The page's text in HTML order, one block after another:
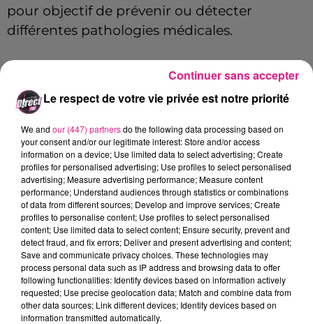
pour objectif de prévenir ou détecter
différentes pathologies médicales.
Stéphanie Pion : présidente de familles de France
Verdun.
Crédit :D!RECT FM
FIL ACTUS
7 août 2026
Lorraine : une journée pas comme les autres au Parc animalier de...
6 août 2026
Metz : une distribution de lunette gratuite pour voir l’éclipse
5 août 2026
Casting de Woof : l'Euro-Métropole de Metz part à la recherche de...
4 août 2026
Officiel : Gauthier Hein quitte le FC Metz pour l'OGC Nice
Le respect de votre vie privée est notre priorité
We and our (447) partnersdo the following data processing based on
your consent and/or our legitimate interest: Store and/or access
information on a device; Use limited data to select advertising; Create
profiles for personalised advertising; Use profiles to select personalised
advertising; Measure advertising performance; Measure content
performance; Understand audiences through statistics or combinations
of data from different sources; Develop and improve services; Create
profiles to personalise content; Use profiles to select personalised
content; Use limited data to select content; Ensure security, prevent and
detect fraud, and fix errors; Deliver and present advertising and content;
Save and communicate privacy choices. These technologies may
process personal data such as IP address and browsing data to offer
following functionalities: Identify devices based on information actively
requested; Use precise geolocation data; Match and combine data from
other data sources; Link different devices; Identify devices based on
information transmitted automatically.
Continuer sans accepter